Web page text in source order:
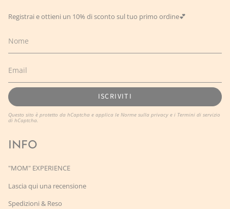
Registrai e ottieni un 10% di sconto sul tuo primo ordine💕
ISCRIVITI
Questo sito è protetto da hCaptcha e applica le Norme sulla privacy e i Termini di servizio
di hCaptcha.
INFO
"MOM" EXPERIENCE
Lascia qui una recensione
Spedizioni & Reso